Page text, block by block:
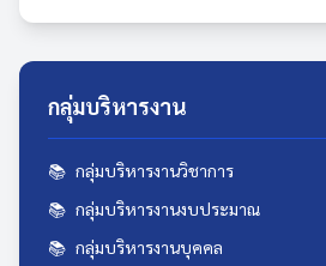
กลุ่มบริหารงาน
📚 กลุ่มบริหารงานวิชาการ
📚 กลุ่มบริหารงานงบประมาณ
📚 กลุ่มบริหารงานบุคคล